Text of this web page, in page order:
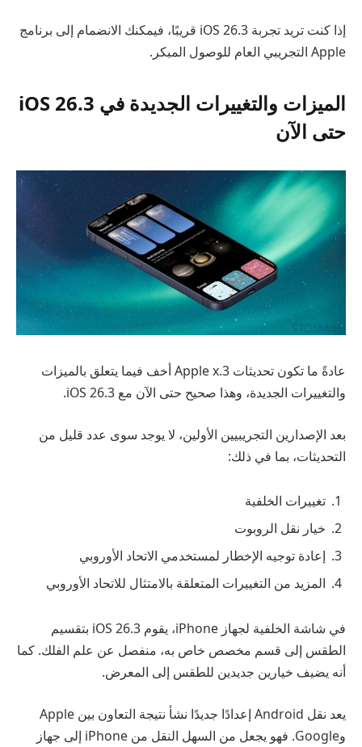
إذا كنت تريد تجربة iOS 26.3 قريبًا، فيمكنك الانضمام إلى برنامج
Apple التجريبي العام للوصول المبكر.
الميزات والتغييرات الجديدة في iOS 26.3
حتى الآن
عادةً ما تكون تحديثات Apple x.3 أخف فيما يتعلق بالميزات
والتغييرات الجديدة، وهذا صحيح حتى الآن مع iOS 26.3.
بعد الإصدارين التجريبيين الأولين، لا يوجد سوى عدد قليل من
التحديثات، بما في ذلك:
تغييرات الخلفية
خيار نقل الروبوت
إعادة توجيه الإخطار لمستخدمي الاتحاد الأوروبي
المزيد من التغييرات المتعلقة بالامتثال للاتحاد الأوروبي
في شاشة الخلفية لجهاز iPhone، يقوم iOS 26.3 بتقسيم
الطقس إلى قسم مخصص خاص به، منفصل عن علم الفلك. كما
أنه يضيف خيارين جديدين للطقس إلى المعرض.
يعد نقل Android إعدادًا جديدًا نشأ نتيجة التعاون بين Apple
وGoogle. فهو يجعل من السهل النقل من iPhone إلى جهاز